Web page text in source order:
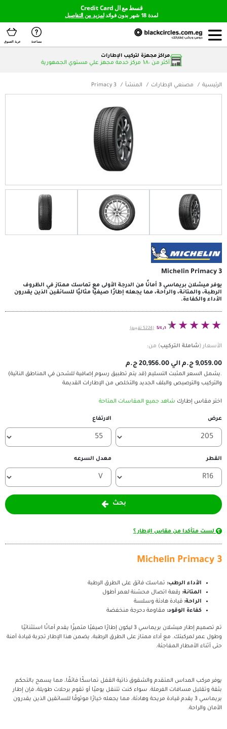
لمزيد من التفاصيل
مراكز مجهزة لتركيب الإطارات
المنشأ Primacy 3
يوفر ميشلان بريماسي 3 أمانًا من الدرجة الأولى مع تماسك ممتاز في الظروف
مما يجعله إطارًا صيفيًا مثاليًا للسائقين الذين يقدرون
٤٫٦/5 (5224 تقييم)
) من:
التسليم (قد يتم تطبيق رسوم إضافية للشحن في المناطق النائية)
الجديد والتخلص من الإطارات القديمة
جميع المقاسات المتاحة
الإطار ؟
تماسك فائق على الطرق الرطبة
اتصال محسّنة لعمر أطول
هادئة وسلسة
مقاومة دحرجة منخفضة
تم تصميم إطار ميشلان بريماسي 3 ليكون إطارًا صيفيًا متميزًا يقدم أمانًا استثنائيًا
أداء ممتاز على الطرق الرطبة، يضمن هذا الإطار تجربة قيادة آمنة
والشقوق ذاتية القفل تماسكًا فائقًا، مما يسمح بالتحكم
الفرملة. سواء كنت تتنقل يوميًا أو تقوم برحلات طويلة، فإن إطار
يقدم قيادة مريحة وهادئة، مما يجعله خيارًا موثوقًا للسائقين الذين يقدرون